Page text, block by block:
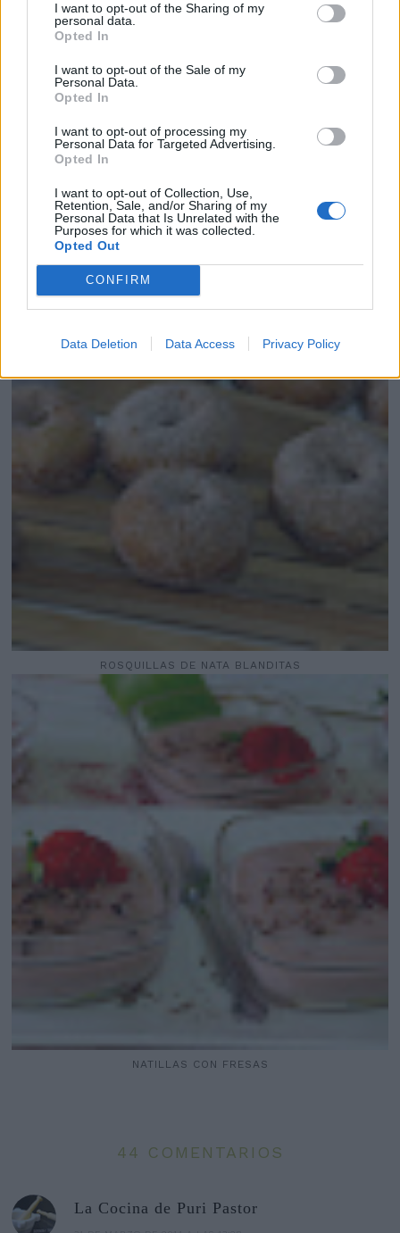
I want to opt-out of the Sharing of my
personal data.
Opted In
I want to opt-out of the Sale of my
Personal Data.
Opted In
I want to opt-out of processing my
Personal Data for Targeted Advertising.
Opted In
I want to opt-out of Collection, Use,
Retention, Sale, and/or Sharing of my
Personal Data that Is Unrelated with the
Purposes for which it was collected.
Opted Out
CONFIRM
Data Deletion Data Access Privacy Policy
ENGAÑABOBOS
ROSQUILLAS DE NATA BLANDITAS
NATILLAS CON FRESAS
44 COMENTARIOS
La Cocina de Puri Pastor